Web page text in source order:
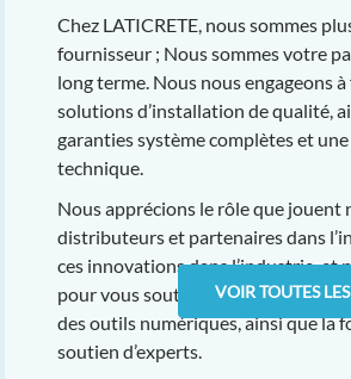
Chez LATICRETE, nous sommes
fournisseur ; Nous sommes votre
long terme. Nous nous engageons
solutions d’installation de qualité,
garanties système complètes et
technique.
Nous apprécions le rôle que jouent
distributeurs et partenaires dans
ces innovations dans l’industrie, et
pour vous soutenir avec des
des outils numériques, ainsi que la
soutien d’experts.
VOIR TOUTES